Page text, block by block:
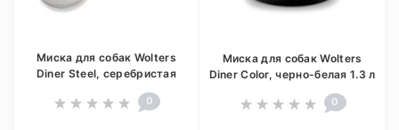
Миска для собак Wolters
Diner Steel, серебристая
0
Миска для собак Wolters
Diner Color, черно-белая 1.3 л
0